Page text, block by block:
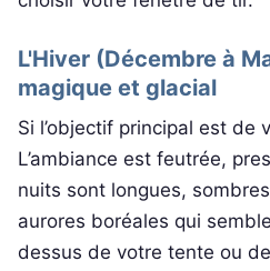
L'Hiver (Décembre à
magique et glacial
Si l’objectif principal est de
L’ambiance est feutrée,
nuits sont longues,
aurores boréales qui
dessus de votre tente ou